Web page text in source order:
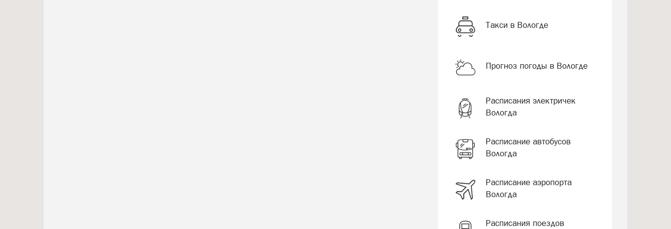
Такси в Вологде
Прогноз погоды в Вологде
Расписания электричек
Вологда
Расписание автобусов
Вологда
Расписание аэропорта
Вологда
Расписания поездов